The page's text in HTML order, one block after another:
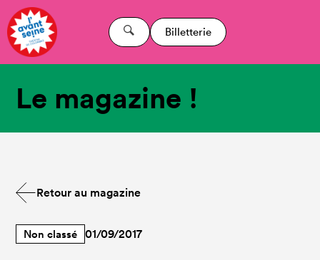
Billetterie
Le magazine !
Retour au magazine
Non classé 01/09/2017